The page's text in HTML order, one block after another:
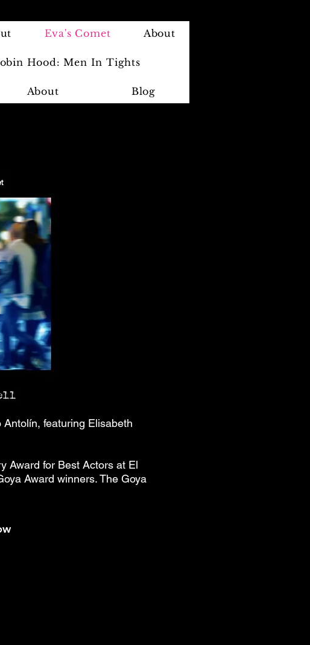
Eva's Comet About
Hood: Men In Tights
About Blog
featuring Elisabeth
Award for Best Actors at El
Award winners. The Goya